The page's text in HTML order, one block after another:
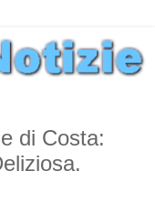
di Costa: